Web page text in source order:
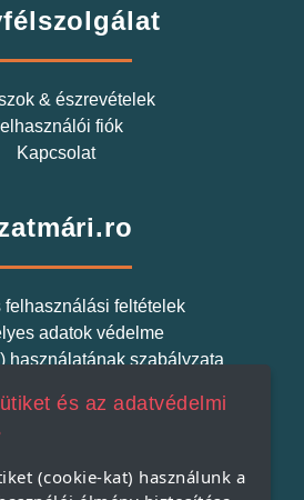
& észrevételek
fiók
Kapcsolat
felhasználási feltételek
adatok védelme
használatának szabályzata
Termék
és az adatvédelmi
(cookie-kat) használunk a